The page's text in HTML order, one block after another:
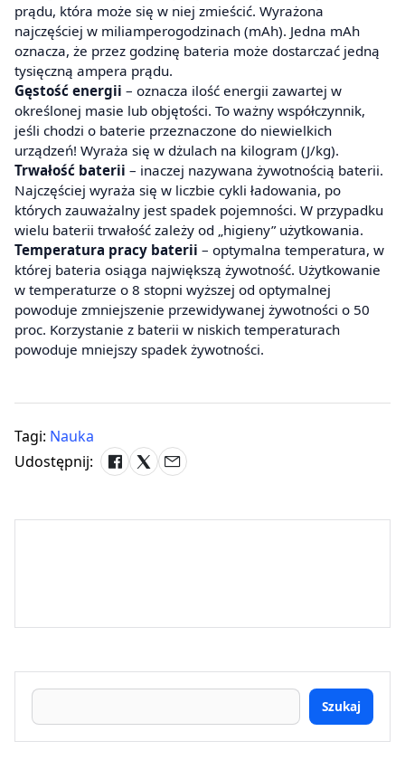
prądu, która może się w niej zmieścić. Wyrażona
najczęściej w miliamperogodzinach (mAh). Jedna mAh
oznacza, że przez godzinę bateria może dostarczać jedną
tysięczną ampera prądu.
Gęstość energii – oznacza ilość energii zawartej w
określonej masie lub objętości. To ważny współczynnik,
jeśli chodzi o baterie przeznaczone do niewielkich
urządzeń! Wyraża się w dżulach na kilogram (J/kg).
Trwałość baterii – inaczej nazywana żywotnością baterii.
Najczęściej wyraża się w liczbie cykli ładowania, po
których zauważalny jest spadek pojemności. W przypadku
wielu baterii trwałość zależy od „higieny” użytkowania.
Temperatura pracy baterii – optymalna temperatura, w
której bateria osiąga największą żywotność. Użytkowanie
w temperaturze o 8 stopni wyższej od optymalnej
powoduje zmniejszenie przewidywanej żywotności o 50
proc. Korzystanie z baterii w niskich temperaturach
powoduje mniejszy spadek żywotności.
Tagi: Nauka
Udostępnij:
Szukaj